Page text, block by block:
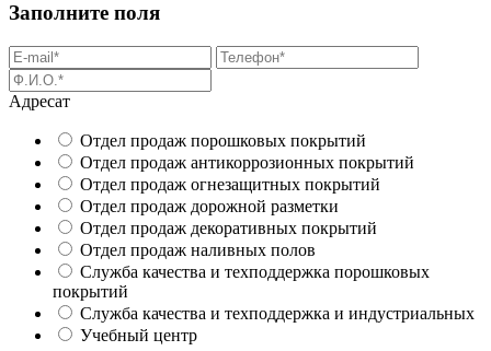
Заполните поля
Адресат
Отдел продаж порошковых покрытий
Отдел продаж антикоррозионных покрытий
Отдел продаж огнезащитных покрытий
Отдел продаж дорожной разметки
Отдел продаж декоративных покрытий
Отдел продаж наливных полов
Служба качества и техподдержка порошковых
покрытий
Служба качества и техподдержка и индустриальных
Учебный центр